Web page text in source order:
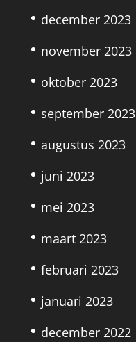
december 2023
november 2023
oktober 2023
september 2023
augustus 2023
juni 2023
mei 2023
maart 2023
februari 2023
januari 2023
december 2022